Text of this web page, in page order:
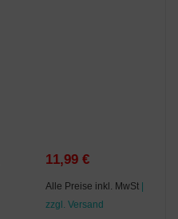
11,99 €
Alle Preise inkl. MwSt |
zzgl. Versand